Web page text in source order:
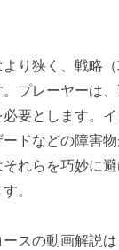
り狭く、戦略
プレーヤーは
必要とします。
ドなどの障害
れらを巧妙に
。
スの動画解説